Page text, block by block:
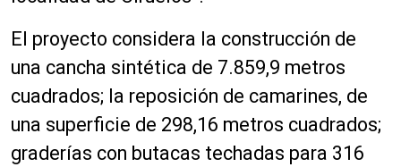
El proyecto considera la construcción de
una cancha sintética de 7.859,9 metros
cuadrados; la reposición de camarines, de
una superficie de 298,16 metros cuadrados;
graderías con butacas techadas para 316